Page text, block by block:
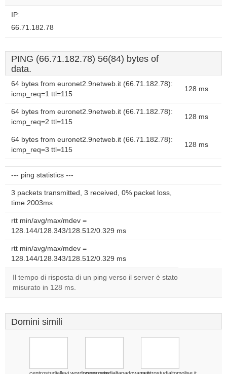
IP:
66.71.182.78
PING (66.71.182.78) 56(84) bytes of
data.
64 bytes from euronet2.9netweb.it (66.71.182.78):
icmp_req=1 ttl=115
128 ms
64 bytes from euronet2.9netweb.it (66.71.182.78):
icmp_req=2 ttl=115
128 ms
64 bytes from euronet2.9netweb.it (66.71.182.78):
icmp_req=3 ttl=115
128 ms
--- ping statistics ---
3 packets transmitted, 3 received, 0% packet loss,
time 2003ms
rtt min/avg/max/mdev =
128.144/128.343/128.512/0.329 ms
rtt min/avg/max/mdev =
128.144/128.343/128.512/0.329 ms
Il tempo di risposta di un ping verso il server è stato
misurato in 128 ms.
Domini simili